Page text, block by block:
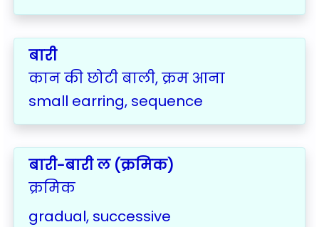
बारी
कान की छोटी बाली, क्रम आना
small earring, sequence
बारी-बारी ल (क्रमिक)
क्रमिक
gradual, successive